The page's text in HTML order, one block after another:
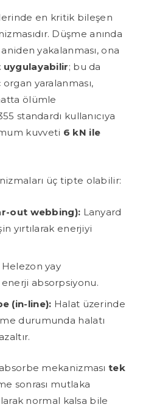
en kritik bileşen
Düşme anında
yakalanması, ona
uygulayabilir; bu da
yaralanması,
ölümle
standardı kullanıcıya
kuvveti 6 kN ile
üç tipte olabilir:
out webbing): Lanyard
yırtılarak enerjiyi
Helezon yay
absorpsiyonu.
(in-line): Halat üzerinde
durumunda halatı
mekanizması tek
sonrası mutlaka
normal kalsa bile